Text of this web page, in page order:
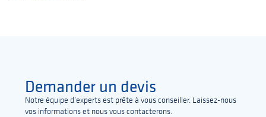
Demander un devis
Notre équipe d’experts est prête à vous conseiller. Laissez-nous
vos informations et nous vous contacterons.